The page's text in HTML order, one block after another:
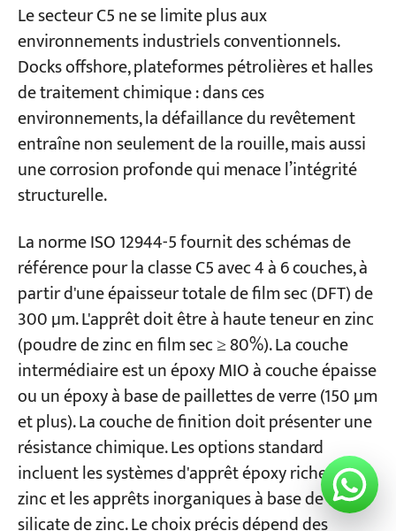
Le secteur C5 ne se limite plus aux
environnements industriels conventionnels.
Docks offshore, plateformes pétrolières et halles
de traitement chimique : dans ces
environnements, la défaillance du revêtement
entraîne non seulement de la rouille, mais aussi
une corrosion profonde qui menace l’intégrité
structurelle.
La norme ISO 12944-5 fournit des schémas de
référence pour la classe C5 avec 4 à 6 couches, à
partir d'une épaisseur totale de film sec (DFT) de
300 µm. L'apprêt doit être à haute teneur en zinc
(poudre de zinc en film sec ≥ 80%). La couche
intermédiaire est un époxy MIO à couche épaisse
ou un époxy à base de paillettes de verre (150 µm
et plus). La couche de finition doit présenter une
résistance chimique. Les options standard
incluent les systèmes d'apprêt époxy riches en
zinc et les apprêts inorganiques à base de